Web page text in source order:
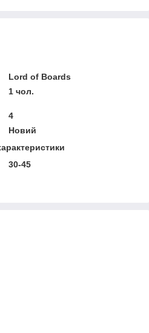
Lord of Boards
1 чол.
4
Новий
30-45